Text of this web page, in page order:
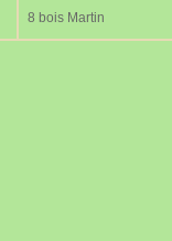
8 bois Martin